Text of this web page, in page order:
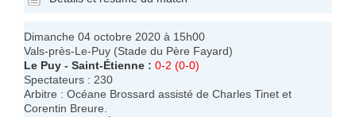
Dimanche 04 octobre 2020 à 15h00
Vals-près-Le-Puy (Stade du Père Fayard)
Le Puy - Saint-Étienne : 0-2 (0-0)
Spectateurs : 230
Arbitre : Océane Brossard assisté de Charles Tinet et
Corentin Breure.